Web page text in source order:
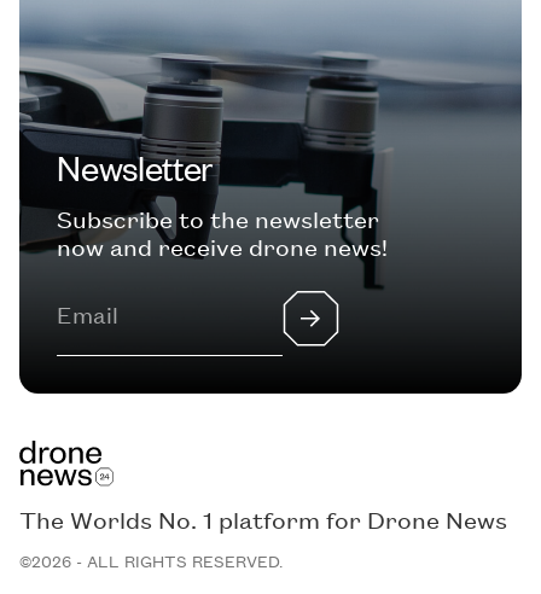
Newsletter
Subscribe to the newsletter
now and receive drone news!
The Worlds No. 1 platform for Drone News
©2026 - ALL RIGHTS RESERVED.